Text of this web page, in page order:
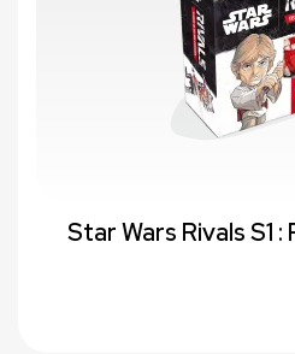
Star Wars Rivals S1